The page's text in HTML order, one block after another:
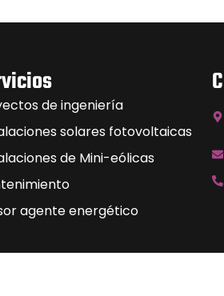
de ingeniería
solares fotovoltaicas
de Mini-eólicas
agente energético